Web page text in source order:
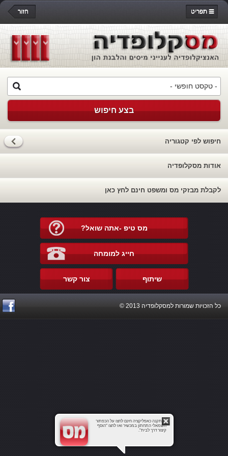
חזור תפריט
בצע חיפוש
חיפוש לפי קטגוריה
אודות מסקלופדיה
לקבלת מבזקי מס ומשפט חינם לחץ כאן
מס טיפ -אתה שואל?
חייג למומחה
צור קשר שיתוף
כל הזכויות שמורות למסקלופדיה 2013 ©
להתקנה כאפליקציה חינם לחצו על הכפתור
השמאלי התחתון במכשיר ואז לחצו "הוסף
קיצור דרך לבית".